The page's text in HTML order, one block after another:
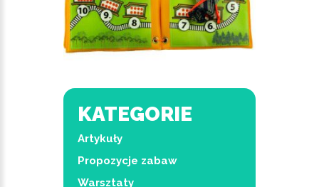
KATEGORIE
Artykuły
Propozycje zabaw
Warsztaty